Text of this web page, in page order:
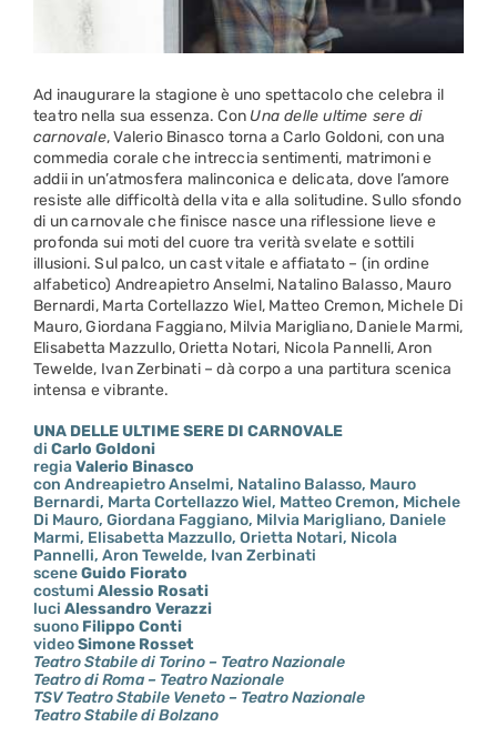
Ad inaugurare la stagione è uno spettacolo che celebra il
teatro nella sua essenza. Con Una delle ultime sere di
carnovale, Valerio Binasco torna a Carlo Goldoni, con una
commedia corale che intreccia sentimenti, matrimoni e
addii in un’atmosfera malinconica e delicata, dove l’amore
resiste alle difficoltà della vita e alla solitudine. Sullo sfondo
di un carnovale che finisce nasce una riflessione lieve e
profonda sui moti del cuore tra verità svelate e sottili
illusioni. Sul palco, un cast vitale e affiatato – (in ordine
alfabetico) Andreapietro Anselmi, Natalino Balasso, Mauro
Bernardi, Marta Cortellazzo Wiel, Matteo Cremon, Michele Di
Mauro, Giordana Faggiano, Milvia Marigliano, Daniele Marmi,
Elisabetta Mazzullo, Orietta Notari, Nicola Pannelli, Aron
Tewelde, Ivan Zerbinati – dà corpo a una partitura scenica
intensa e vibrante.
UNA DELLE ULTIME SERE DI CARNOVALE
di Carlo Goldoni
regia Valerio Binasco
con Andreapietro Anselmi, Natalino Balasso, Mauro
Bernardi, Marta Cortellazzo Wiel, Matteo Cremon, Michele
Di Mauro, Giordana Faggiano, Milvia Marigliano, Daniele
Marmi, Elisabetta Mazzullo, Orietta Notari, Nicola
Pannelli, Aron Tewelde, Ivan Zerbinati
sceneGuido Fiorato
costumi Alessio Rosati
luci Alessandro Verazzi
suono Filippo Conti
videoSimone Rosset
Teatro Stabile di Torino – Teatro Nazionale
Teatro di Roma – Teatro Nazionale
TSV Teatro Stabile Veneto – Teatro Nazionale
Teatro Stabile di Bolzano